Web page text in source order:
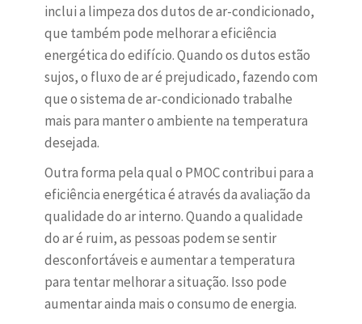
inclui a limpeza dos dutos de ar-condicionado,
que também pode melhorar a eficiência
energética do edifício. Quando os dutos estão
sujos, o fluxo de ar é prejudicado, fazendo com
que o sistema de ar-condicionado trabalhe
mais para manter o ambiente na temperatura
desejada.
Outra forma pela qual o PMOC contribui para a
eficiência energética é através da avaliação da
qualidade do ar interno. Quando a qualidade
do ar é ruim, as pessoas podem se sentir
desconfortáveis e aumentar a temperatura
para tentar melhorar a situação. Isso pode
aumentar ainda mais o consumo de energia.